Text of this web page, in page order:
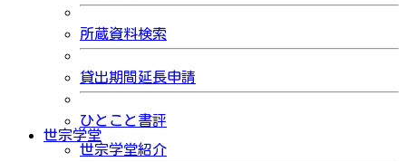
所蔵資料検索
貸出期間延長申請
ひとこと書評
世宗学堂
世宗学堂紹介